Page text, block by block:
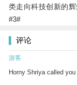
类走向科技创新的辉
#3#
评论
游客
Horny Shriya called you